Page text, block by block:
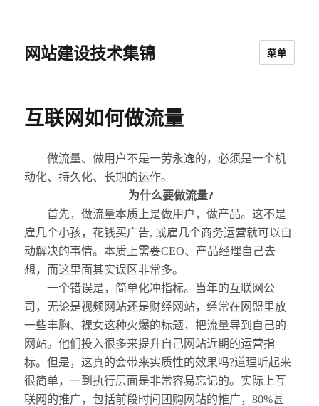
网站建设技术集锦 菜单
互联网如何做流量
做流量、做用户不是一劳永逸的，必须是一个机
动化、持久化、长期的运作。
为什么要做流量?
首先，做流量本质上是做用户，做产品。这不是
雇几个小孩，花钱买广告, 或雇几个商务运营就可以自
动解决的事情。本质上需要CEO、产品经理自己去
想，而这里面其实误区非常多。
一个错误是，简单化冲指标。当年的互联网公
司，无论是视频网站还是财经网站，经常在网盟里放
一些丰胸、裸女这种火爆的标题，把流量导到自己的
网站。他们投入很多来提升自己网站近期的运营指
标。但是，这真的会带来实质性的效果吗?道理听起来
很简单，一到执行层面是非常容易忘记的。实际上互
联网的推广，包括前段时间团购网站的推广，80%甚